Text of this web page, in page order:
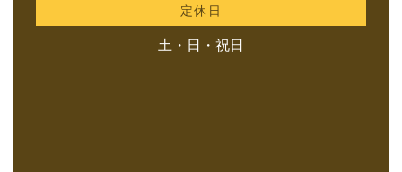
定休日
土・日・祝日